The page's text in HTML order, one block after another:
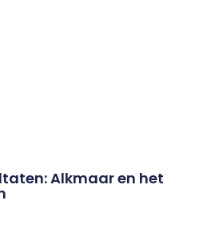
Alkmaar en het